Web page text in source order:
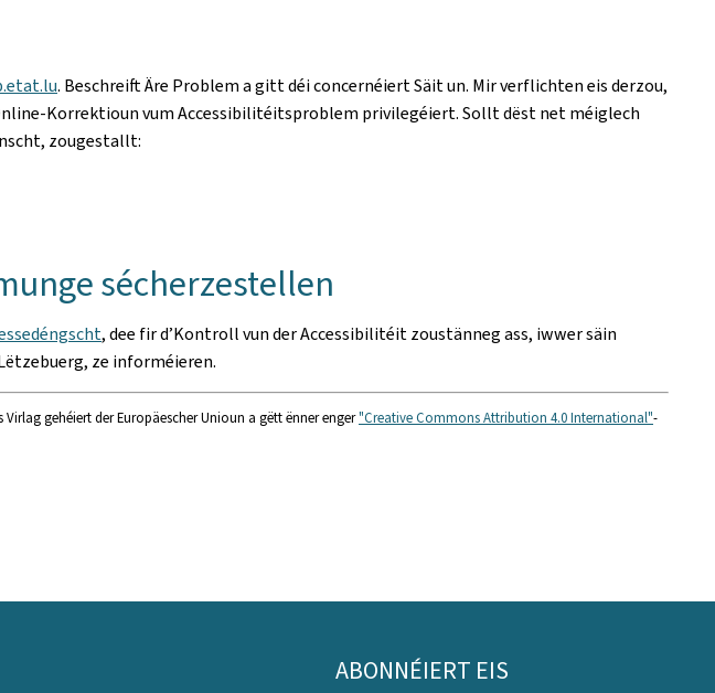
. Beschreift Äre Problem a gitt déi concernéiert Säit un. Mir verflichten eis derzou,
Korrektioun vum Accessibilitéitsproblem privilegéiert. Sollt dëst net méiglech
zougestallt:
sécherzestellen
, dee fir d’Kontroll vun der Accessibilitéit zoustänneg ass, iwwer säin
ze informéieren.
Virlag gehéiert der Europäescher Unioun a gëtt ënner enger"Creative Commons Attribution 4.0 International"-
ABONNÉIERT EIS